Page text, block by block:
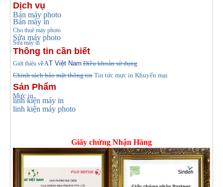
Dịch vụ
Bán máy photo
Bán máy in
Cho thuê máy photo
Sửa máy photo
Sửa máy in
Thông tin cần biết
Giới thiệu về AT Việt Nam Điều khoản sử dụng
Chính sách bảo mật thông tin Tin tức mực in Khuyến mại
Sản Phẩm
Mực in
linh kiện máy in
linh kiện máy photo
Giấy chứng Nhận Hãng